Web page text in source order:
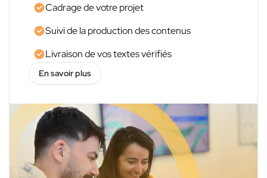
Cadrage de votre projet
Suivi de la production des contenus
Livraison de vos textes vérifiés
En savoir plus